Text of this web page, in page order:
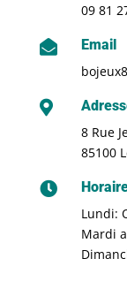
09 81

Email

8 Rue
85100

Lundi:
Mardi